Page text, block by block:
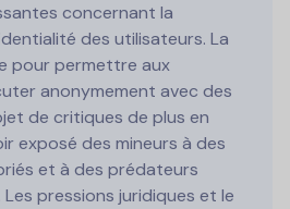
concernant la
des utilisateurs. La
pour permettre aux
anonymement avec des
de critiques de plus en
exposé des mineurs à des
et à des prédateurs
pressions juridiques et le